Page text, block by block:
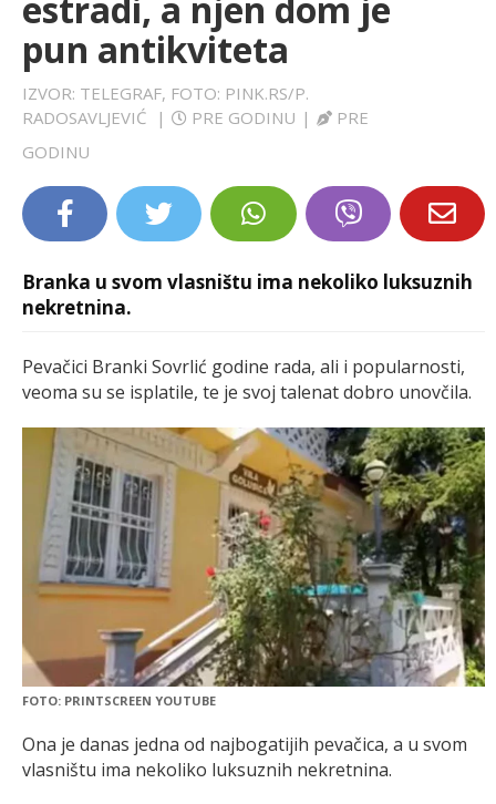
LIFESTYLE
pun antikviteta
IZVOR: TELEGRAF, FOTO: PINK.RS/P.
RADOSAVLJEVIĆ
| PRE GODINU |
PRE
GODINU
Branka u svom vlasništu ima nekoliko luksuznih
nekretnina.
Pevačici Branki Sovrlić godine rada, ali i popularnosti,
veoma su se isplatile, te je svoj talenat dobro unovčila.
FOTO: PRINTSCREEN YOUTUBE
Ona je danas jedna od najbogatijih pevačica, a u svom
vlasništu ima nekoliko luksuznih nekretnina.